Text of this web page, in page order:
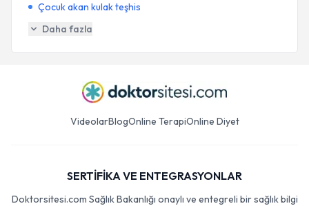
Çocuk akan kulak teşhis
Daha fazla
VideolarBlogOnline TerapiOnline Diyet
SERTİFİKA VE ENTEGRASYONLAR
Doktorsitesi.com Sağlık Bakanlığı onaylı ve entegreli bir sağlık bilgi